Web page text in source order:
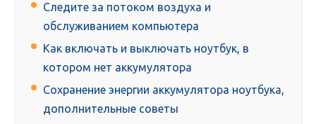
Следите за потоком воздуха и
обслуживанием компьютера
Как включать и выключать ноутбук, в
котором нет аккумулятора
Сохранение энергии аккумулятора ноутбука,
дополнительные советы